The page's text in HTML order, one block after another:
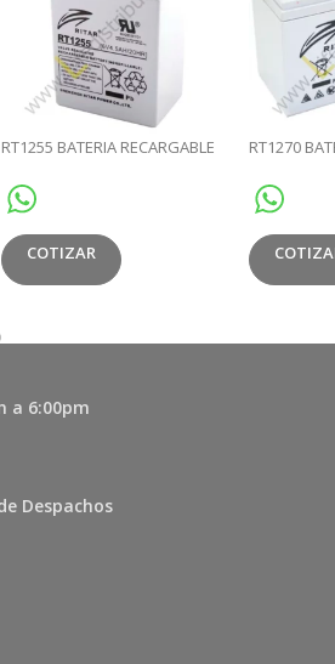
RT1255 BATERIA RECARGABLE
COTIZAR
RT1270
a 6:00pm
Despachos